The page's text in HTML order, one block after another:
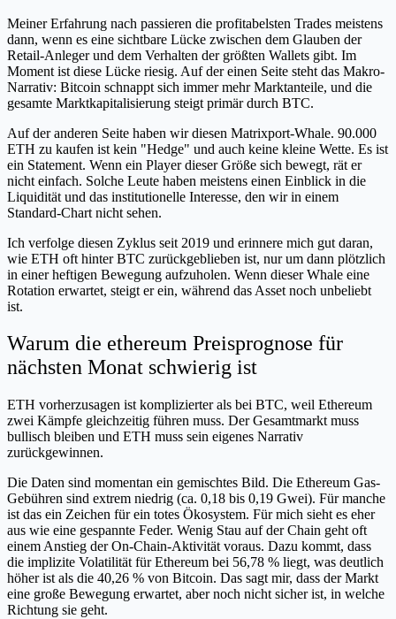
Meiner Erfahrung nach passieren die profitabelsten Trades meistens
dann, wenn es eine sichtbare Lücke zwischen dem Glauben der
Retail-Anleger und dem Verhalten der größten Wallets gibt. Im
Moment ist diese Lücke riesig. Auf der einen Seite steht das Makro-
Narrativ: Bitcoin schnappt sich immer mehr Marktanteile, und die
gesamte Marktkapitalisierung steigt primär durch BTC.
Auf der anderen Seite haben wir diesen Matrixport-Whale. 90.000
ETH zu kaufen ist kein "Hedge" und auch keine kleine Wette. Es ist
ein Statement. Wenn ein Player dieser Größe sich bewegt, rät er
nicht einfach. Solche Leute haben meistens einen Einblick in die
Liquidität und das institutionelle Interesse, den wir in einem
Standard-Chart nicht sehen.
Ich verfolge diesen Zyklus seit 2019 und erinnere mich gut daran,
wie ETH oft hinter BTC zurückgeblieben ist, nur um dann plötzlich
in einer heftigen Bewegung aufzuholen. Wenn dieser Whale eine
Rotation erwartet, steigt er ein, während das Asset noch unbeliebt
ist.
Warum die ethereum Preisprognose für
nächsten Monat schwierig ist
ETH vorherzusagen ist komplizierter als bei BTC, weil Ethereum
zwei Kämpfe gleichzeitig führen muss. Der Gesamtmarkt muss
bullisch bleiben und ETH muss sein eigenes Narrativ
zurückgewinnen.
Die Daten sind momentan ein gemischtes Bild. Die Ethereum Gas-
Gebühren sind extrem niedrig (ca. 0,18 bis 0,19 Gwei). Für manche
ist das ein Zeichen für ein totes Ökosystem. Für mich sieht es eher
aus wie eine gespannte Feder. Wenig Stau auf der Chain geht oft
einem Anstieg der On-Chain-Aktivität voraus. Dazu kommt, dass
die implizite Volatilität für Ethereum bei 56,78 % liegt, was deutlich
höher ist als die 40,26 % von Bitcoin. Das sagt mir, dass der Markt
eine große Bewegung erwartet, aber noch nicht sicher ist, in welche
Richtung sie geht.